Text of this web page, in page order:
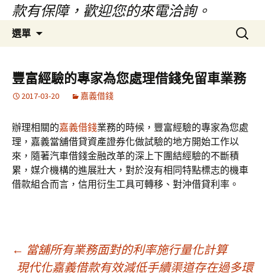
款有保障，歡迎您的來電洽詢。
選單
容
區
搜
尋
鍵
字:
豐富經驗的專家為您處理借錢免留車業務
2017-03-20 嘉義借錢
辦理相關的嘉義借錢業務的時候，豐富經驗的專家為您處
理，嘉義當舖借貸資產證券化做試驗的地方開始工作以
來，隨著汽車借錢金融改革的深上下團結經驗的不斷積
累，媒介機構的進展壯大，對於沒有相同特點標志的機車
借款組合而言，信用衍生工具可轉移、對沖借貸利率。
文
← 當舖所有業務面對的利率施行量化計算
現代化嘉義借款有效減低手續渠道存在過多環